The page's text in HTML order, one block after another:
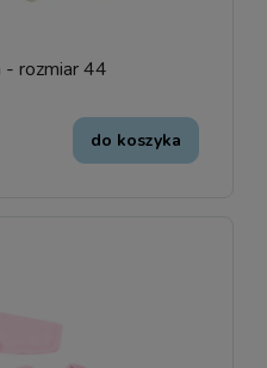
- rozmiar 44
do koszyka